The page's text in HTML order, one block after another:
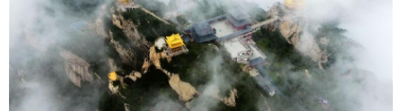
SANTÉ SPORTS
SCI&TECH PLANÈTE
TOURISME DOCUMENTS